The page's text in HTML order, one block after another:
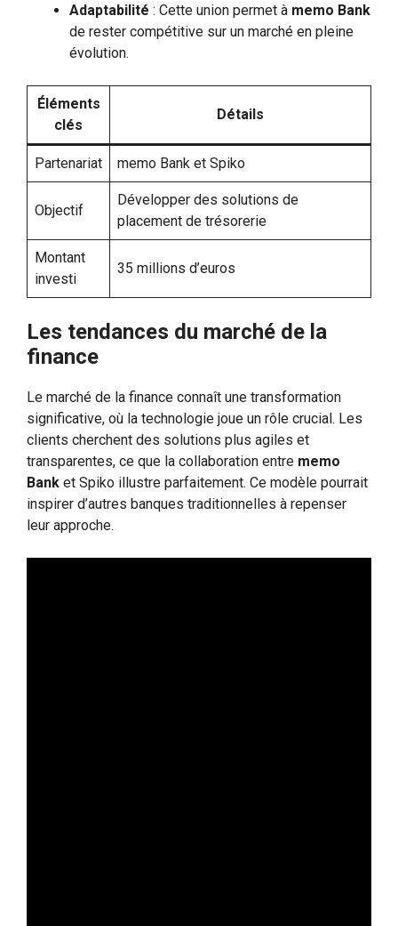
Adaptabilité : Cette union permet à memo Bank
de rester compétitive sur un marché en pleine
évolution.
Éléments
clés
Détails
Partenariat memo Bank et Spiko
Objectif
Développer des solutions de
placement de trésorerie
Montant
investi
35 millions d’euros
Les tendances du marché de la
finance
Le marché de la finance connaît une transformation
significative, où la technologie joue un rôle crucial. Les
clients cherchent des solutions plus agiles et
transparentes, ce que la collaboration entre memo
Bank et Spiko illustre parfaitement. Ce modèle pourrait
inspirer d’autres banques traditionnelles à repenser
leur approche.